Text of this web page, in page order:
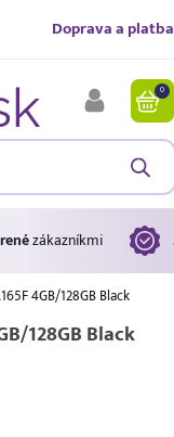
Doprava a platba
0
zákazníkmi
4GB/128GB Black
128GB Black